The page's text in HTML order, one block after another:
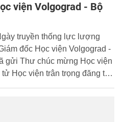
viện Volgograd - Bộ
truyền thống lực lượng
đốc Học viện Volgograd -
gửi Thư chúc mừng Học viện
Học viện trân trọng đăng tải